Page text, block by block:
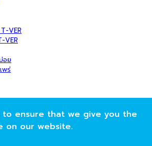
VER
VER
อย
พร่
to ensure that we give you the
on our website.